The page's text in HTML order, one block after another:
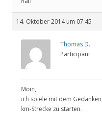
14. Oktober 2014 um 07:45
Thomas D.
Participant
Moin,
ich spiele mit dem
km-Strecke zu starten.